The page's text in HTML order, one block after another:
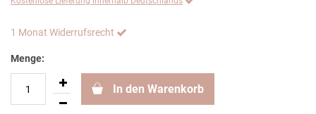
1 Monat Widerrufsrecht
Menge:
In den Warenkorb